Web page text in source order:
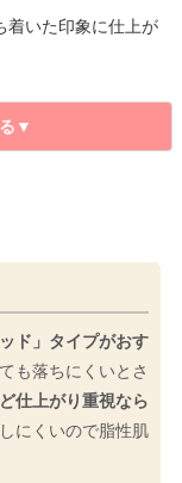
着いた印象に仕上が
▼
ド」タイプがおす
も落ちにくいとさ
仕上がり重視なら
にくいので脂性肌